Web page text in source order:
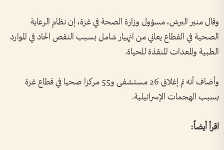
وقال منير البرش، مسؤول وزارة الصحة في غزة، إن نظام الرعاية
الصحية في القطاع يعاني من انهيار شامل بسبب النقص الحاد في الموارد
الطبية والمعدات المنقذة للحياة.
وأضاف أنه تم إغلاق 26 مستشفى و55 مركزا صحيا في قطاع غزة
بسبب الهجمات الإسرائيلية.
اقرأ أيضاً: